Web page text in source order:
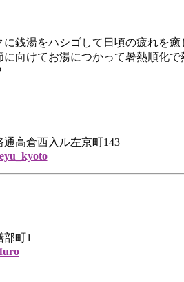
に銭湯をハシゴして日頃の疲れを癒
に向けてお湯につかって暑熱順化で
高倉西入ル左京町143
町1